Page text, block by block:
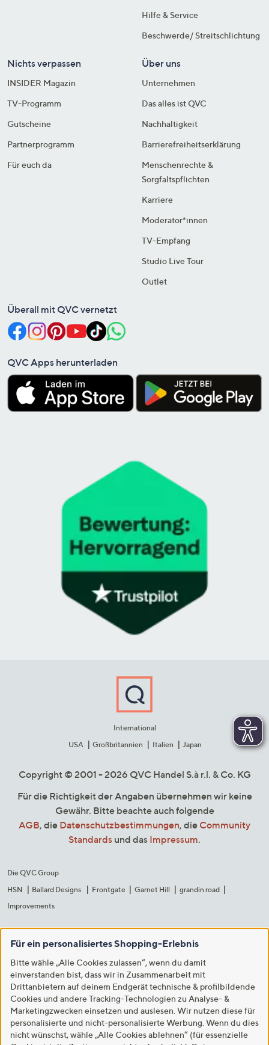
Hilfe & Service
Beschwerde/ Streitschlichtung
Nichts verpassen
INSIDER Magazin
TV-Programm
Gutscheine
Partnerprogramm
Für euch da
Über uns
Unternehmen
Das alles ist QVC
Nachhaltigkeit
Barrierefreiheitserklärung
Menschenrechte &
Sorgfaltspflichten
Karriere
Moderator*innen
TV-Empfang
Studio Live Tour
Outlet
Überall mit QVC vernetzt
QVC Apps herunterladen
International
USA
Großbritannien Italien Japan
Copyright © 2001 - 2026 QVC Handel S.à r.l. & Co. KG
Für die Richtigkeit der Angaben übernehmen wir keine
Gewähr. Bitte beachte auch folgende
AGB, die Datenschutzbestimmungen, die Community
Standards und das Impressum.
Die QVC Group
HSN
Ballard Designs Frontgate Garnet Hill
grandin road
Improvements
Für ein personalisiertes Shopping-Erlebnis
Bitte wähle „Alle Cookies zulassen“, wenn du damit
einverstanden bist, dass wir in Zusammenarbeit mit
Drittanbietern auf deinem Endgerät technische & profilbildende
Cookies und andere Tracking-Technologien zu Analyse- &
Marketingzwecken einsetzen und auslesen. Wir nutzen diese für
personalisierte und nicht-personalisierte Werbung. Wenn du dies
nicht wünschst, wähle „Alle Cookies ablehnen“ (für essenzielle